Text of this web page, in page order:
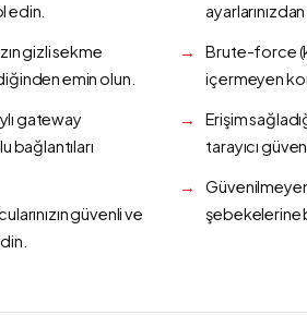
edin.
gizli sekme
emin olun.
gateway
bağlantıları
güvenli ve
Brute-force
içermeyen
Erişim
tarayıcı
şebekelerine